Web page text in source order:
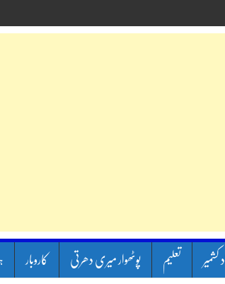
کشمیر تعلیم پوٹھوار میری دھرتی کاروبار